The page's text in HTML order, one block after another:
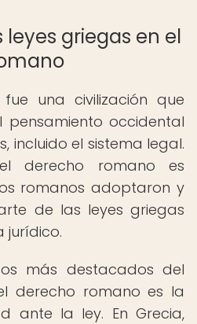
leyes griegas en el
una civilización que
occidental
incluido el sistema legal.
derecho romano es
romanos adoptaron y
de las leyes griegas
jurídico.
más destacados del
derecho romano es la
ante la ley. En Grecia,